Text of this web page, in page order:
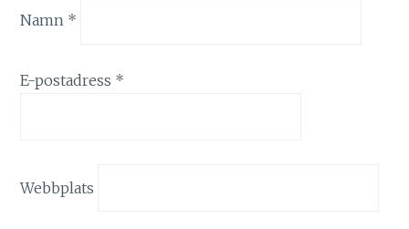
Namn *
E-postadress *
Webbplats